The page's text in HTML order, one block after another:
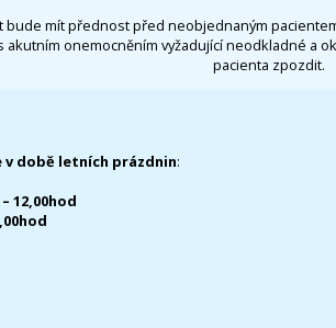
bude mít přednost před neobjednaným
akutním onemocněním vyžadující neodkladné a
pacienta zpozdit.
v době letních prázdnin:
– 12,00hod